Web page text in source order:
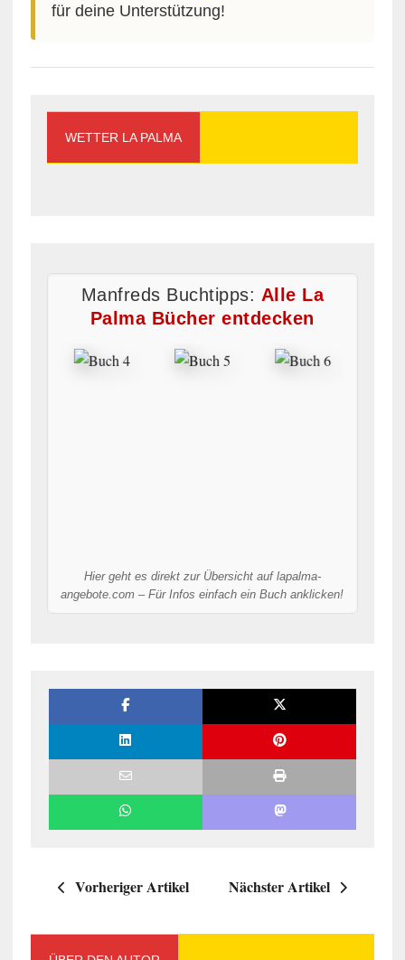
für deine Unterstützung!
WETTER LA PALMA
Manfreds Buchtipps: Alle La
Palma Bücher entdecken
Hier geht es direkt zur Übersicht auf lapalma-
angebote.com – Für Infos einfach ein Buch anklicken!
Vorheriger Artikel Nächster Artikel